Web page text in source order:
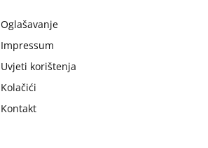
Oglašavanje
Impressum
Uvjeti korištenja
Kolačići
Kontakt